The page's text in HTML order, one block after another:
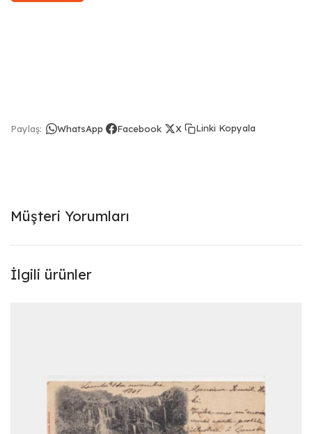
Paylaş: WhatsApp Facebook X Linki Kopyala
Müşteri Yorumları
İlgili ürünler